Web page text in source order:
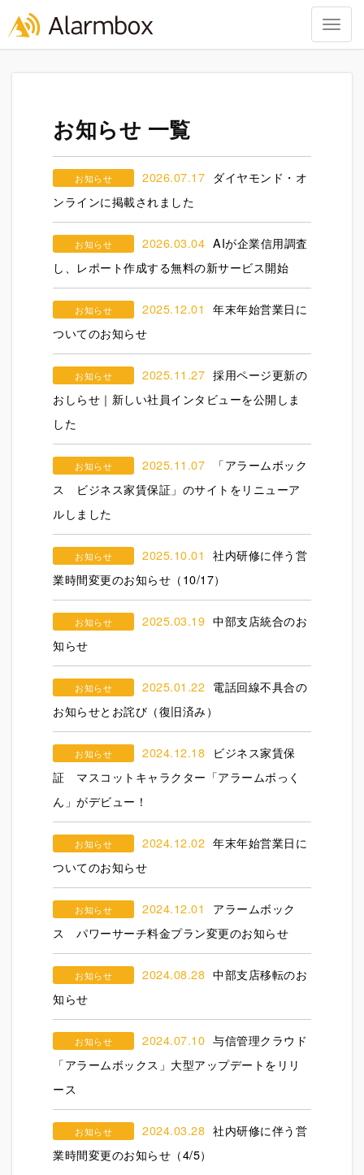
お知らせ 一覧
お知らせ 2026.07.17 ダイヤモンド・オ
ンラインに掲載されました
お知らせ 2026.03.04 AIが企業信用調査
し、レポート作成する無料の新サービス開始
お知らせ 2025.12.01
年末年始営業日に
ついてのお知らせ
お知らせ 2025.11.27 採用ページ更新の
おしらせ｜新しい社員インタビューを公開しま
した
お知らせ 2025.11.07
「アラームボック
ス ビジネス家賃保証」のサイトをリニューア
ルしました
お知らせ 2025.10.01
社内研修に伴う営
業時間変更のお知らせ（10/17）
お知らせ 2025.03.19 中部支店統合のお
知らせ
お知らせ 2025.01.22 電話回線不具合の
お知らせとお詫び（復旧済み）
お知らせ 2024.12.18 ビジネス家賃保
証 マスコットキャラクター「アラームボっく
ん」がデビュー！
お知らせ 2024.12.02 年末年始営業日に
ついてのお知らせ
お知らせ 2024.12.01
アラームボック
ス パワーサーチ料金プラン変更のお知らせ
お知らせ 2024.08.28 中部支店移転のお
知らせ
お知らせ 2024.07.10 与信管理クラウド
「アラームボックス」大型アップデートをリリ
ース
お知らせ 2024.03.28 社内研修に伴う営
業時間変更のお知らせ（4/5）